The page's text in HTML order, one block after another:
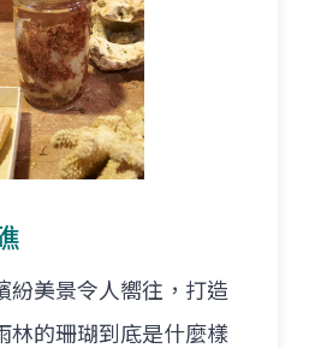
紛美景令人嚮往，打造
林的珊瑚到底是什麼樣